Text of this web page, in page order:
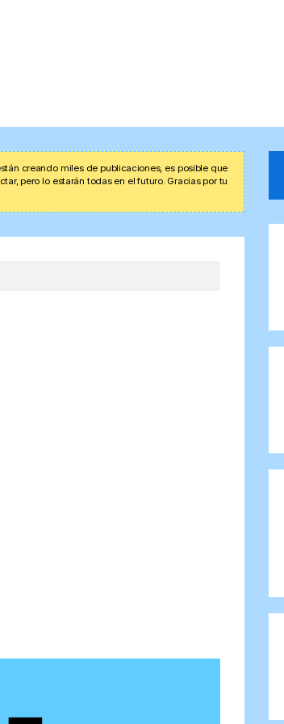
creando miles de publicaciones, es posible que
pero lo estarán todas en el futuro. Gracias por tu